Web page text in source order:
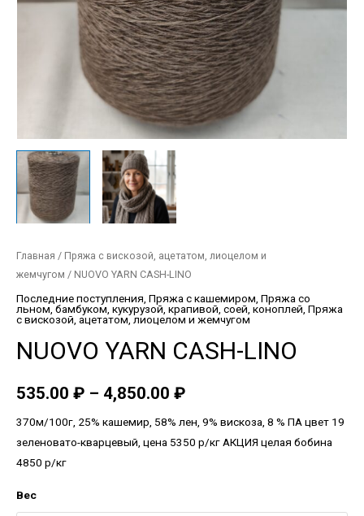
Главная / Пряжа с вискозой, ацетатом, лиоцелом и
жемчугом / NUOVO YARN CASH-LINO
Последние поступления, Пряжа с кашемиром, Пряжа со
льном, бамбуком, кукурузой, крапивой, соей, коноплей, Пряжа
с вискозой, ацетатом, лиоцелом и жемчугом
NUOVO YARN CASH-LINO
535.00 ₽ – 4,850.00 ₽
370м/100г, 25% кашемир, 58% лен, 9% вискоза, 8 % ПА цвет 19
зеленовато-кварцевый, цена 5350 р/кг АКЦИЯ целая бобина
4850 р/кг
Вес